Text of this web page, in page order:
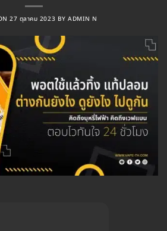
27 ตุลาคม 2023 BYADMIN N